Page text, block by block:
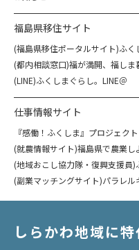
しらかわ地域に
福島県移住サイト
(福島県移住ポータルサイト)ふく
(都内相談窓口)福が満開、福しま
(LINE)ふくしまぐらし。LINE＠
仕事情報サイト
『感働！ふくしま』プロジェク
(就農情報サイト)福島県で農業し
(地域おこし協力隊・復興支援
(副業マッチングサイト)パラレ